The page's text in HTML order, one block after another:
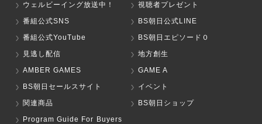
ウェルビーイング放送中！
視聴者プレゼント
番組公式SNS
BS朝日公式LINE
番組公式YouTube
BS朝日エピソード０
見逃し配信
地方創生
AMBER GAMES
GAME A
BS朝日セールスサイト
イベント
関連商品
BS朝日ショップ
Program Guide For Buyers